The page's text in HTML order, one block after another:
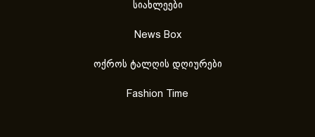
სიახლეები
News Box
ოქროს ტალღის დღიურები
Fashion Time